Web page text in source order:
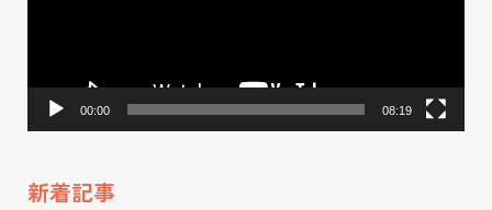
年 自身が行う相
00:00 08:19
新着記事